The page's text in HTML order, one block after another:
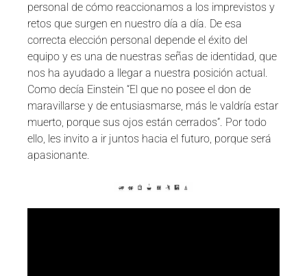
personal de cómo reaccionamos a los imprevistos y
retos que surgen en nuestro día a día. De esa
correcta elección personal depende el éxito del
equipo y es una de nuestras señas de identidad, que
nos ha ayudado a llegar a nuestra posición actual.
Como decía Einstein “El que no posee el don de
maravillarse y de entusiasmarse, más le valdría estar
muerto, porque sus ojos están cerrados”. Por todo
ello, les invito a ir juntos hacia el futuro, porque será
apasionante.